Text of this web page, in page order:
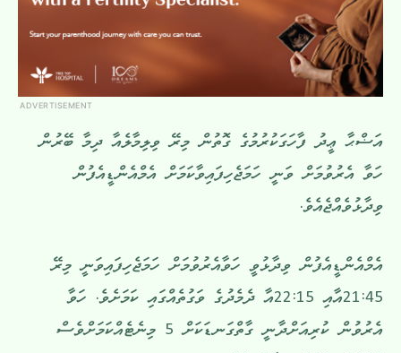
ADVERTISEMENT
އަޟްޙާ ޢީދު ފާހަގަކުރުމުގެ ގޮތުން މިރޭ ވިލިމާލެއާ ދިމާ ބޭރުން
ހަވާ އެރުވުމަށް ވަނީ ހަމަޖެހިފައިވާކަމަށް އެމްއެންޑީއެފުން
ވިދާޅުވެއްޖެއެވެ.
އެމްއެންޑީއެފުން ވިދާޅުވީ ހަވާއެރުވުމަށް ހަމަޖެހިފައިވަނީ މިރޭ
21:45އާއި 22:15އާ ދެމެދުގެ ވަގުތެއްގައި ކަމަށެވެ. ހަވާ
އެރުވުން ކުރިއަށްދާނީ ގާތްގަނޑަކަށް 5 މިނެޓެއްކަމަށްވެސް